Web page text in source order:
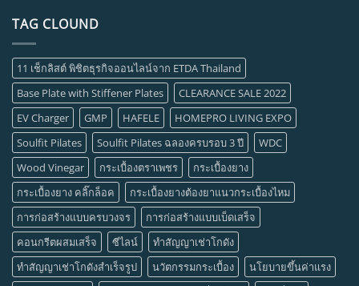
TAG CLOUND
11 เช็กลิสต์ พิชิตธุรกิจออนไลน์จาก ETDA Thailand
Base Plate with Stiffener Plates
CLEARANCE SALE 2022
EV Charger
GMP HAFELE
HOMEPRO LIVING EXPO
Soulfit Pilates
Soulfit Pilates ฉลองครบรอบ 3 ปี
WDC
Wood Vinegar
กระเบื้องตราเพชร
กระเบื้องยาง
กระเบื้องยาง คลิ๊กล็อค
กระเบื้องยางต้องยาแนวกระเบื้องไหม
การก่อสร้างแบบครบวงจร
การก่อสร้างแบบเบ็ดเสร็จ
คอนกรีตผสมเสร็จ
ซีไลน์
ทำสัญญาเช่าโกดัง
ทำสัญญาเช่าโกดังสำเร็จรูป
นวัตกรรมกระเบื้อง
นโยบายขึ้นค่าแรง